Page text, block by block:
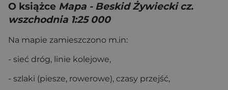
O książce Mapa - Beskid Żywiecki cz.
wszchodnia 1:25 000
Na mapie zamieszczono m.in:
- sieć dróg, linie kolejowe,
- szlaki (piesze, rowerowe), czasy przejść,